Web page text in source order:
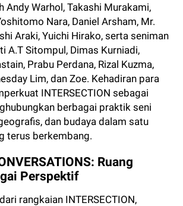
Andy Warhol, Takashi Murakami,
Nara, Daniel Arsham, Mr.
Araki, Yuichi Hirako, serta seniman
A.T Sitompul, Dimas Kurniadi,
Prabu Perdana, Rizal Kuzma,
Lim, dan Zoe. Kehadiran para
INTERSECTION sebagai
berbagai praktik seni
dan budaya dalam satu
terus berkembang.
Ruang
Perspektif
rangkaian INTERSECTION,